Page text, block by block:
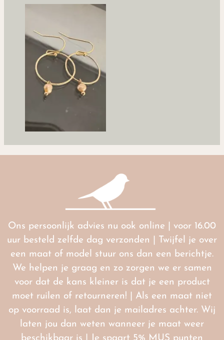
Ons persoonlijk advies nu ook online | voor 16.00
uur besteld zelfde dag verzonden | Twijfel je over
een maat of model stuur ons dan een berichtje.
We helpen je graag en zo zorgen we er samen
voor dat de kans kleiner is dat je een product
moet ruilen of retourneren! | Als een maat niet
op voorraad is, laat dan je mailadres achter. Wij
laten jou dan weten wanneer je maat weer
beschikbaar is | Je spaart 5% MUS punten